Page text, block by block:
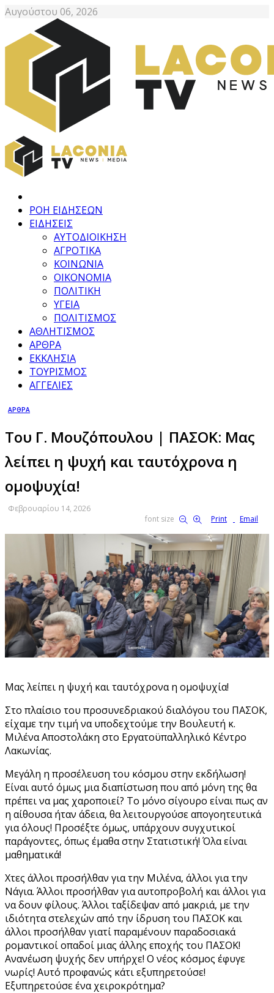
Αυγούστου 06, 2026
ΡΟΗ ΕΙΔΗΣΕΩΝ
ΕΙΔΗΣΕΙΣ
ΑΥΤΟΔΙΟΙΚΗΣΗ
ΑΓΡΟΤΙΚΑ
ΚΟΙΝΩΝΙΑ
ΟΙΚΟΝΟΜΙΑ
ΠΟΛΙΤΙΚΗ
ΥΓΕΙΑ
ΠΟΛΙΤΙΣΜΟΣ
ΑΘΛΗΤΙΣΜΟΣ
ΑΡΘΡΑ
ΕΚΚΛΗΣΙΑ
ΤΟΥΡΙΣΜΟΣ
ΑΓΓΕΛΙΕΣ
ΑΡΘΡΑ
Του Γ. Μουζόπουλου | ΠΑΣΟΚ: Μας
λείπει η ψυχή και ταυτόχρονα η
ομοψυχία!
Φεβρουαρίου 14, 2026
font size
Print Email
Μας λείπει η ψυχή και ταυτόχρονα η ομοψυχία!
Στο πλαίσιο του προσυνεδριακού διαλόγου του ΠΑΣΟΚ,
είχαμε την τιμή να υποδεχτούμε την Βουλευτή κ.
Μιλένα Αποστολάκη στο Εργατοϋπαλληλικό Κέντρο
Λακωνίας.
Μεγάλη η προσέλευση του κόσμου στην εκδήλωση!
Είναι αυτό όμως μια διαπίστωση που από μόνη της θα
πρέπει να μας χαροποιεί? Το μόνο σίγουρο είναι πως αν
η αίθουσα ήταν άδεια, θα λειτουργούσε απογοητευτικά
για όλους! Προσέξτε όμως, υπάρχουν συγχυτικοί
παράγοντες, όπως έμαθα στην Στατιστική! Όλα είναι
μαθηματικά!
Χτες άλλοι προσήλθαν για την Μιλένα, άλλοι για την
Νάγια. Άλλοι προσήλθαν για αυτοπροβολή και άλλοι για
να δουν φίλους. Άλλοι ταξίδεψαν από μακριά, με την
ιδιότητα στελεχών από την ίδρυση του ΠΑΣΟΚ και
άλλοι προσήλθαν γιατί παραμένουν παραδοσιακά
ρομαντικοί οπαδοί μιας άλλης εποχής του ΠΑΣΟΚ!
Ανανέωση ψυχής δεν υπήρχε! Ο νέος κόσμος έφυγε
νωρίς! Αυτό προφανώς κάτι εξυπηρετούσε!
Εξυπηρετούσε ένα χειροκρότημα?